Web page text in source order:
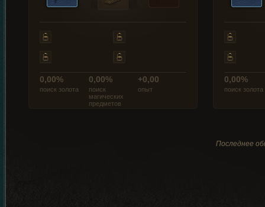
0,00%
поиск золота
0,00%
поиск
магических
предметов
+0,00
опыт
0,00%
поиск золота
Последнее